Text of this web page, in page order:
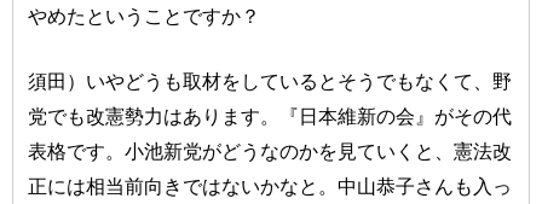
やめたということですか？
須田）いやどうも取材をしているとそうでもなくて、野
党でも改憲勢力はあります。『日本維新の会』がその代
表格です。小池新党がどうなのかを見ていくと、憲法改
正には相当前向きではないかなと。中山恭子さんも入っ